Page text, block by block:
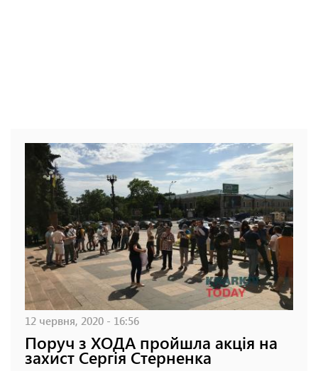
12 червня, 2020 - 16:56
Поруч з ХОДА пройшла акція на
захист Сергія Стерненка